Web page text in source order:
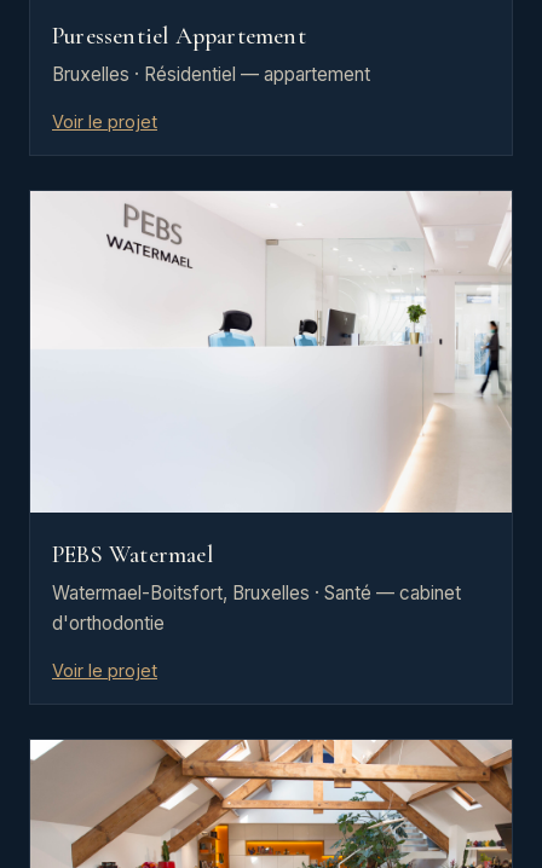
Puressentiel Appartement
Bruxelles · Résidentiel — appartement
Voir le projet
PEBS Watermael
Watermael-Boitsfort, Bruxelles · Santé — cabinet
d'orthodontie
Voir le projet